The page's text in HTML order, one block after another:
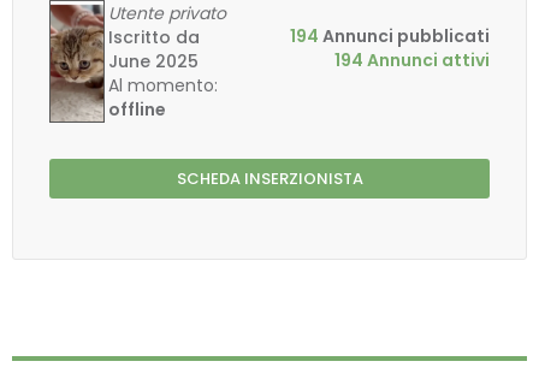
Utente privato
Iscritto da
June 2025
Al momento:
offline
194 Annunci pubblicati
194 Annunci attivi
SCHEDA INSERZIONISTA